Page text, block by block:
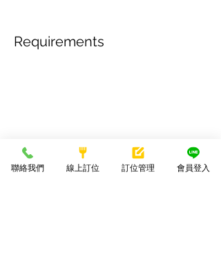
Requirements
About the Company
聯絡我們 線上訂位 訂位管理 會員登入